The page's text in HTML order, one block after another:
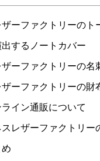
ザーファクトリーのト
出するノートカバー
ザーファクトリーの名
ザーファクトリーの財
ライン通販について
レザーファクトリー